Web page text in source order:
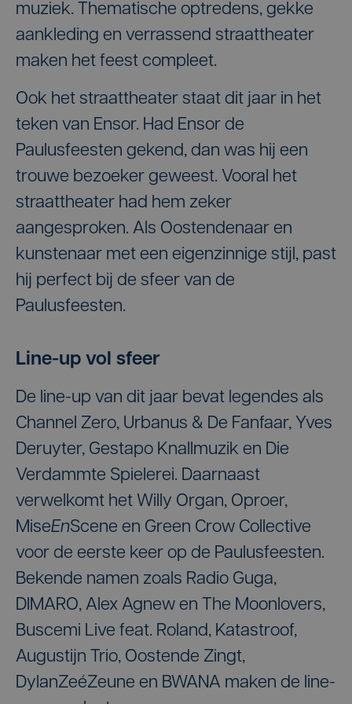
muziek. Thematische optredens, gekke
aankleding en verrassend straattheater
maken het feest compleet.
Ook het straattheater staat dit jaar in het
teken van Ensor. Had Ensor de
Paulusfeesten gekend, dan was hij een
trouwe bezoeker geweest. Vooral het
straattheater had hem zeker
aangesproken. Als Oostendenaar en
kunstenaar met een eigenzinnige stijl, past
hij perfect bij de sfeer van de
Paulusfeesten.
Line-up vol sfeer
De line-up van dit jaar bevat legendes als
Channel Zero, Urbanus & De Fanfaar, Yves
Deruyter, Gestapo Knallmuzik en Die
Verdammte Spielerei. Daarnaast
verwelkomt het Willy Organ, Oproer,
MiseEnScene en Green Crow Collective
voor de eerste keer op de Paulusfeesten.
Bekende namen zoals Radio Guga,
DIMARO, Alex Agnew en The Moonlovers,
Buscemi Live feat. Roland, Katastroof,
Augustijn Trio, Oostende Zingt,
DylanZeéZeune en BWANA maken de line-